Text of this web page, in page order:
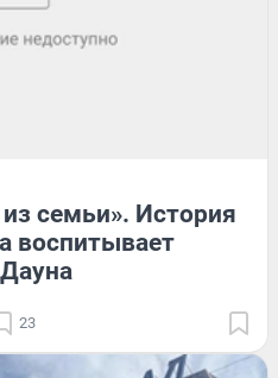
семьи». История
воспитывает
23